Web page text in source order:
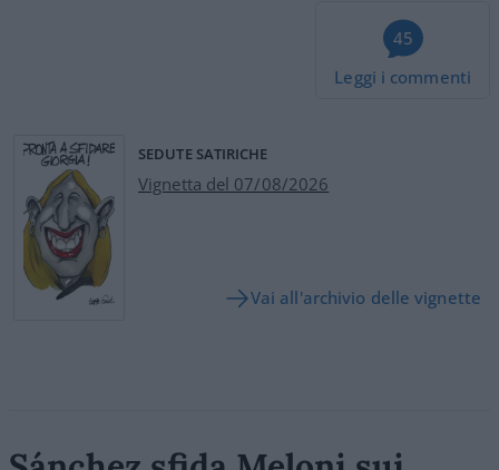
45
Leggi i commenti
SEDUTE SATIRICHE
Vignetta del 07/08/2026
Vai all'archivio delle vignette